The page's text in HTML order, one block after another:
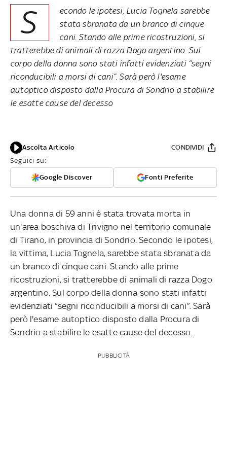
S
econdo le ipotesi, Lucia Tognela sarebbe
stata sbranata da un branco di cinque
cani. Stando alle prime ricostruzioni, si
tratterebbe di animali di razza Dogo argentino. Sul
corpo della donna sono stati infatti evidenziati “segni
riconducibili a morsi di cani”. Sarà però l'esame
autoptico disposto dalla Procura di Sondrio a stabilire
le esatte cause del decesso
Ascolta Articolo
Seguici su:
Google Discover Fonti Preferite
CONDIVIDI
Una donna di 59 anni è stata trovata morta in
un'area boschiva di Trivigno nel territorio comunale
di Tirano, in provincia di Sondrio. Secondo le ipotesi,
la vittima, Lucia Tognela, sarebbe stata sbranata da
un branco di cinque cani. Stando alle prime
ricostruzioni, si tratterebbe di animali di razza Dogo
argentino. Sul corpo della donna sono stati infatti
evidenziati “segni riconducibili a morsi di cani”. Sarà
però l'esame autoptico disposto dalla Procura di
Sondrio a stabilire le esatte cause del decesso.
PUBBLICITÀ